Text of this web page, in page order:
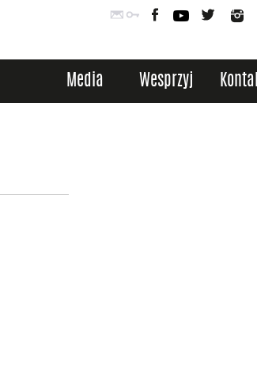
PocztaLogowanie
FacebookYouTubeTwitter
Media Wesprzyj